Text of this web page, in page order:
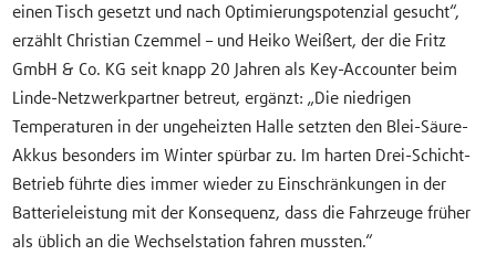
einen Tisch gesetzt und nach Optimierungspotenzial gesucht“,
erzählt Christian Czemmel – und Heiko Weißert, der die Fritz
GmbH & Co. KG seit knapp 20 Jahren als Key-Accounter beim
Linde-Netzwerkpartner betreut, ergänzt: „Die niedrigen
Temperaturen in der ungeheizten Halle setzten den Blei-Säure-
Akkus besonders im Winter spürbar zu. Im harten Drei-Schicht-
Betrieb führte dies immer wieder zu Einschränkungen in der
Batterieleistung mit der Konsequenz, dass die Fahrzeuge früher
als üblich an die Wechselstation fahren mussten.“